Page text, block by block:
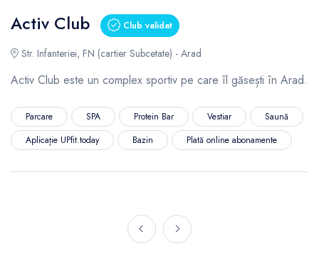
Activ Club Club validat
Str. Infanteriei, FN (cartier Subcetate) - Arad
Activ Club este un complex sportiv pe care îl găsești în Arad.
Parcare SPA Protein Bar Vestiar
Saună
Aplicație UPfit.today
Bazin Plată online abonamente